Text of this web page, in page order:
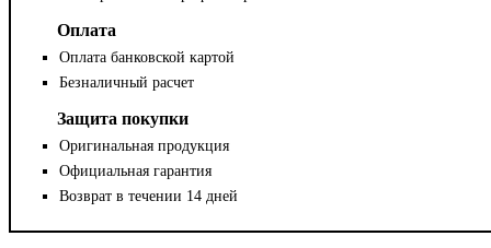
Оплата
Оплата банковской картой
Безналичный расчет
Защита покупки
Оригинальная продукция
Официальная гарантия
Возврат в течении 14 дней